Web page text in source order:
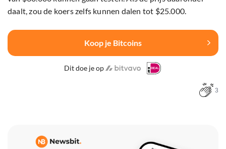
daalt, zou de koers zelfs kunnen dalen tot $25.000.
Koop je Bitcoins
Dit doe je op
3